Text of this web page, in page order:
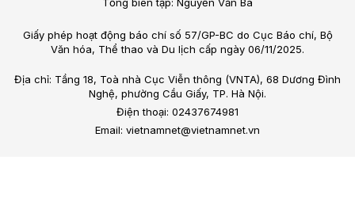
Giấy phép hoạt động báo chí số 57/GP-BC do Cục Báo chí, Bộ
Văn hóa, Thể thao và Du lịch cấp ngày 06/11/2025.
Địa chỉ: Tầng 18, Toà nhà Cục Viễn thông (VNTA), 68 Dương Đình
Nghệ, phường Cầu Giấy, TP. Hà Nội.
Điện thoại: 02437674981
Email: vietnamnet@vietnamnet.vn